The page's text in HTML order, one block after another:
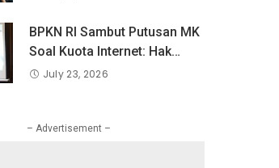
BPKN RI Sambut Putusan MK
Soal Kuota Internet: Hak
Konsumen Tak Boleh Hangus
July 23, 2026
– Advertisement –